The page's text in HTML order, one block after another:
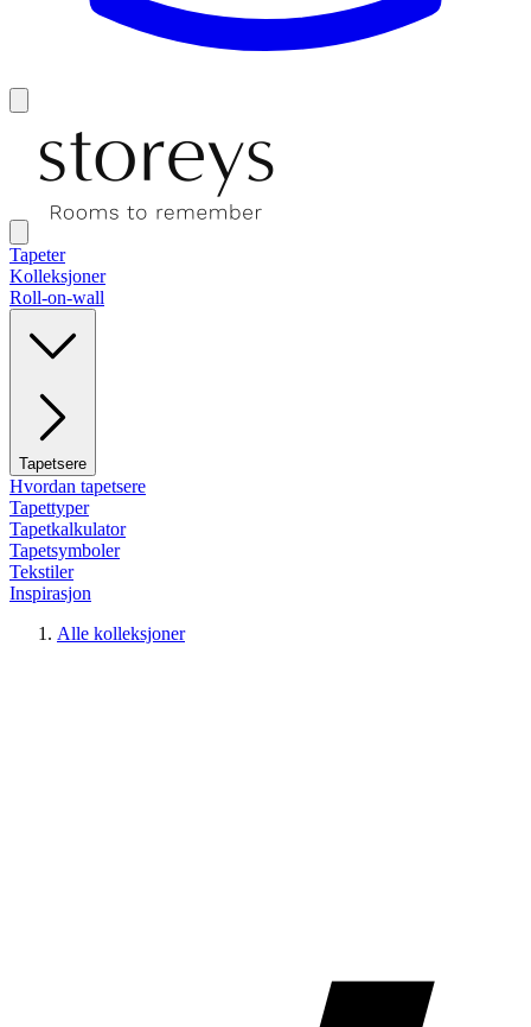
Tapeter
Kolleksjoner
Roll-on-wall
Tapetsere
Hvordan tapetsere
Tapettyper
Tapetkalkulator
Tapetsymboler
Tekstiler
Inspirasjon
Alle kolleksjoner